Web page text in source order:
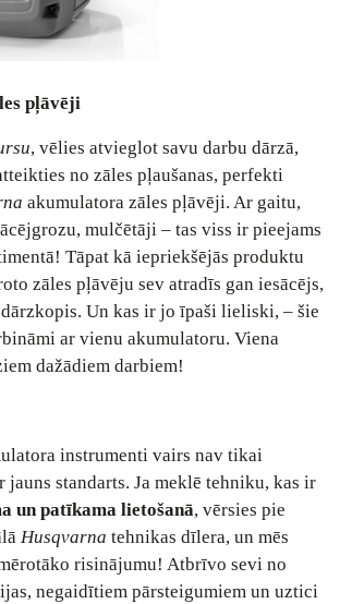
pļāvēji
, vēlies atvieglot savu darbu dārzā,
no zāles pļaušanas, perfekti
akumulatora zāles pļāvēji. Ar gaitu,
mulčētāji – tas viss ir pieejams
Tāpat kā iepriekšējās produktu
zāles pļāvēju sev atradīs gan iesācējs,
Un kas ir jo īpaši lieliski, – šie
ar vienu akumulatoru. Viena
dažādiem darbiem!
instrumenti vairs nav tikai
standarts. Ja meklē tehniku, kas ir
un patīkama lietošanā, vērsies pie
Husqvarna tehnikas dīlera, un mēs
risinājumu! Atbrīvo sevi no
negaidītiem pārsteigumiem un uztici